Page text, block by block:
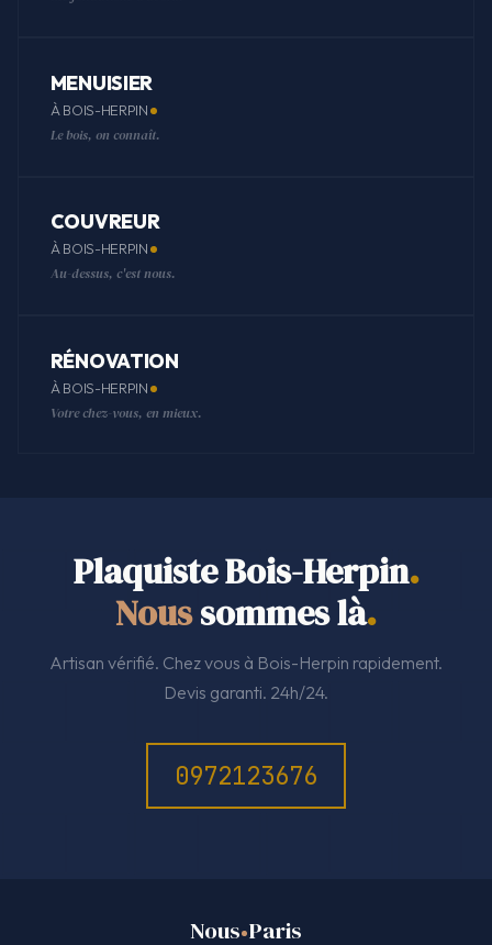
MENUISIER
À BOIS-HERPIN
Le bois, on connaît.
COUVREUR
À BOIS-HERPIN
Au-dessus, c'est nous.
RÉNOVATION
À BOIS-HERPIN
Votre chez-vous, en mieux.
Plaquiste Bois-Herpin.
Noussommes là.
Artisan vérifié. Chez vous à Bois-Herpin rapidement.
Devis garanti. 24h/24.
0972123676
Nous Paris